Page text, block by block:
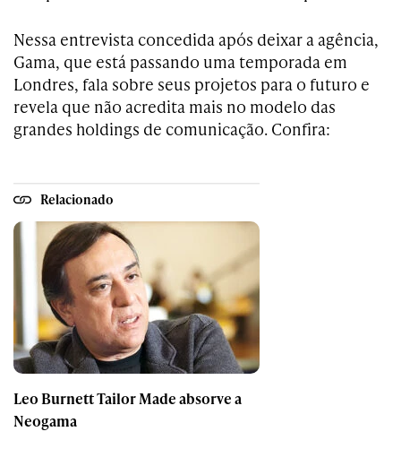
Nessa entrevista concedida após deixar a agência,
Gama, que está passando uma temporada em
Londres, fala sobre seus projetos para o futuro e
revela que não acredita mais no modelo das
grandes holdings de comunicação. Confira:
Relacionado
Leo Burnett Tailor Made absorve a
Neogama